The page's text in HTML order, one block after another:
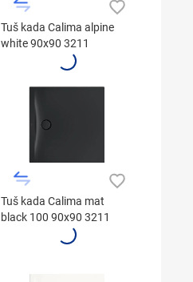
Tuš kada Calima alpine
white 90x90 3211
Tuš kada Calima mat
black 100 90x90 3211